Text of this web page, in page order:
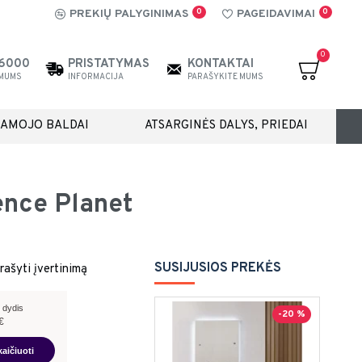
PREKIŲ PALYGINIMAS 0 PAGEIDAVIMAI 0
PRISTATYMAS
INFORMACIJA
KONTAKTAI
PARAŠYKITE MUMS
0
BALDAI ATSARGINĖS DALYS, PRIEDAI
Planet
įvertinimą
dydis
SUSIJUSIOS PREKĖS
-20 %